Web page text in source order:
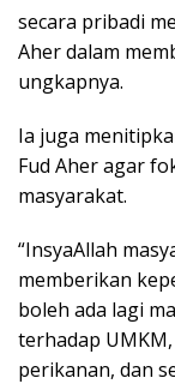
secara pribadi
Aher dalam
ungkapnya.
Ia juga
Fud Aher agar
masyarakat.
“InsyaAllah
memberikan
boleh ada lagi
terhadap
perikanan, dan